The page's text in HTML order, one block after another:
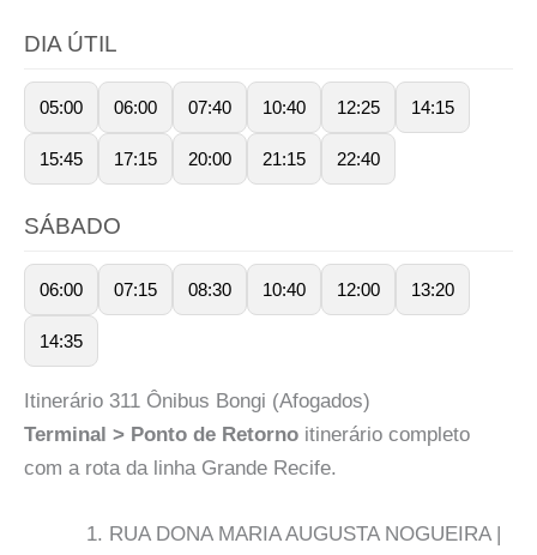
DIA ÚTIL
05:00 06:00 07:40 10:40 12:25 14:15
15:45 17:15 20:00 21:15 22:40
SÁBADO
06:00 07:15 08:30 10:40 12:00 13:20
14:35
Itinerário 311 Ônibus Bongi (Afogados)
Terminal > Ponto de Retorno itinerário completo
com a rota da linha Grande Recife.
RUA DONA MARIA AUGUSTA NOGUEIRA |